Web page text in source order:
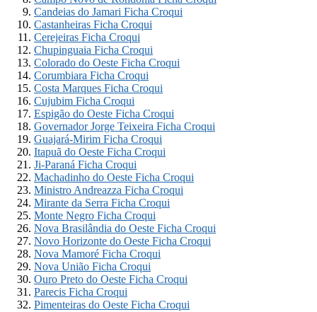
Candeias do Jamari Ficha Croqui
Castanheiras Ficha Croqui
Cerejeiras Ficha Croqui
Chupinguaia Ficha Croqui
Colorado do Oeste Ficha Croqui
Corumbiara Ficha Croqui
Costa Marques Ficha Croqui
Cujubim Ficha Croqui
Espigão do Oeste Ficha Croqui
Governador Jorge Teixeira Ficha Croqui
Guajará-Mirim Ficha Croqui
Itapuã do Oeste Ficha Croqui
Ji-Paraná Ficha Croqui
Machadinho do Oeste Ficha Croqui
Ministro Andreazza Ficha Croqui
Mirante da Serra Ficha Croqui
Monte Negro Ficha Croqui
Nova Brasilândia do Oeste Ficha Croqui
Novo Horizonte do Oeste Ficha Croqui
Nova Mamoré Ficha Croqui
Nova União Ficha Croqui
Ouro Preto do Oeste Ficha Croqui
Parecis Ficha Croqui
Pimenteiras do Oeste Ficha Croqui